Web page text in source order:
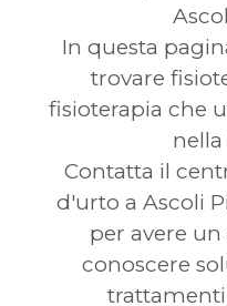
In questa
trovare
fisioterapia che
Contatta il
d'urto a Ascoli
per avere
conoscere